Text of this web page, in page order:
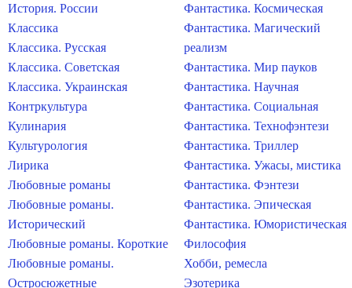
История. России
Классика
Классика. Русская
Классика. Советская
Классика. Украинская
Контркультура
Кулинария
Культурология
Лирика
Любовные романы
Любовные романы.
Исторический
Любовные романы. Короткие
Любовные романы.
Остросюжетные
Фантастика. Космическая
Фантастика. Магический
реализм
Фантастика. Мир пауков
Фантастика. Научная
Фантастика. Социальная
Фантастика. Технофэнтези
Фантастика. Триллер
Фантастика. Ужасы, мистика
Фантастика. Фэнтези
Фантастика. Эпическая
Фантастика. Юмористическая
Философия
Хобби, ремесла
Эзотерика